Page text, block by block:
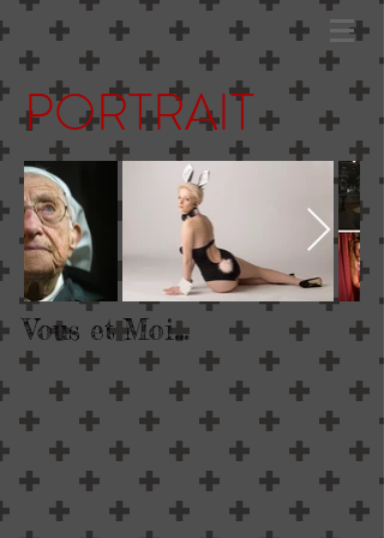
PORTRAIT
Vous et Moi...